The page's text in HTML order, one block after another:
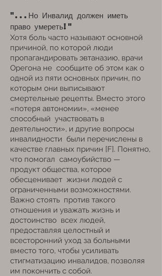
"...Но Инвалид должен иметь
право умереть!"
Хотя боль часто называют основной
причиной, по которой люди
пропагандировать эвтаназию, врачи
Орегона не сообщите об этом как о
одной из пяти основных причин, по
которым они выписывают
смертельные рецепты. Вместо этого
«потеря автономии», «менее
способный участвовать в
деятельности», и другие вопросы
инвалидности были перечислены в
качестве главных причин [F]. Понятно,
что помогал самоубийство —
продукт общества, которое
обесценивает жизни людей с
ограниченными возможностями.
Важно стоять против такого
отношения и уважать жизнь и
достоинство всех людей,
предоставляя целостный и
всесторонний уход за больными
вместо того, чтобы усиливать
стигматизацию инвалидов, позволяя
им покончить с собой.